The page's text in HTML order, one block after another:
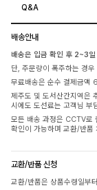
Q&A
배송안내
배송은 입금 확인 후 2~3
단, 주문량이 폭주하는 경
무료배송은 순수 결제금액
제주도 및 도서산간지역은
시에도 도선료는 고객님 부
모든 배송 과정은 CCTV로
확인이 가능하며 교환/반품
교환/반품 신청
교환/반품은 상품수령일부